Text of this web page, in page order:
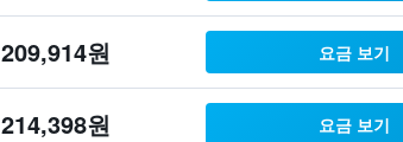
209,914원 요금 보기
214,398원 요금 보기